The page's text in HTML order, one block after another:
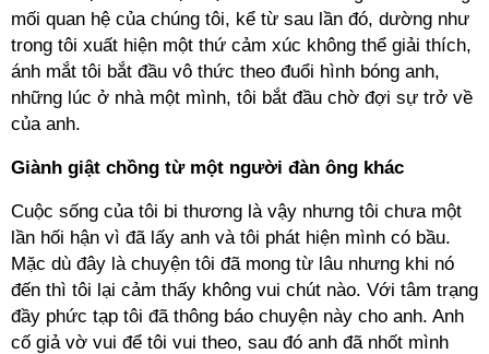
mối quan hệ của chúng tôi, kể từ sau lần đó, dường như
trong tôi xuất hiện một thứ cảm xúc không thể giải thích,
ánh mắt tôi bắt đầu vô thức theo đuổi hình bóng anh,
những lúc ở nhà một mình, tôi bắt đầu chờ đợi sự trở về
của anh.
Giành giật chồng từ một người đàn ông khác
Cuộc sống của tôi bi thương là vậy nhưng tôi chưa một
lần hối hận vì đã lấy anh và tôi phát hiện mình có bầu.
Mặc dù đây là chuyện tôi đã mong từ lâu nhưng khi nó
đến thì tôi lại cảm thấy không vui chút nào. Với tâm trạng
đầy phức tạp tôi đã thông báo chuyện này cho anh. Anh
cố giả vờ vui để tôi vui theo, sau đó anh đã nhốt mình